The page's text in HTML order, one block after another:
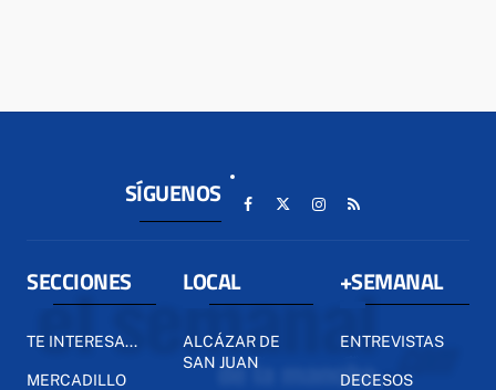
SÍGUENOS
SECCIONES
TE INTERESA...
MERCADILLO
LOCAL
ALCÁZAR DE
SAN JUAN
+SEMANAL
ENTREVISTAS
DECESOS